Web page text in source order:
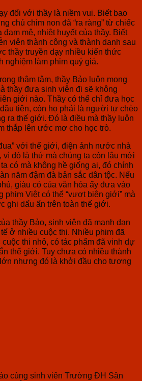
đối với thầy là niềm vui. Biết bao
chú chim non đã “ra ràng” từ chiếc
mê, nhiệt huyết của thầy. Biết
viên thành công và thành danh sau
thầy truyền dạy nhiều kiến thức
nghiệm làm phim quý giá.
thâm tâm, thầy Bảo luôn mong
thầy đưa sinh viên đi sẽ không
giới nào. Thầy có thể chỉ đưa học
tiên, còn họ phải là người tự chèo
ra thế giới. Đó là điều mà thầy luôn
thắp lên ước mơ cho học trò.
với thế giới, điện ảnh nước nhà
vì đó là thứ mà chúng ta còn lâu mới
có mà không hề giống ai, đó chính
năm đậm đà bản sắc dân tộc. Nếu
giàu có của văn hóa ấy đưa vào
phim Việt có thể “vượt biên giới” mà
ghi dấu ấn trên toàn thế giới.
thầy Bảo, sinh viên đã mạnh dạn
ở nhiều cuộc thi. Nhiều phim đã
thi nhỏ, có tác phẩm đã vinh dự
thế giới. Tuy chưa có nhiều thành
nhưng đó là khởi đầu cho tương
cùng sinh viên Trường ĐH Sân